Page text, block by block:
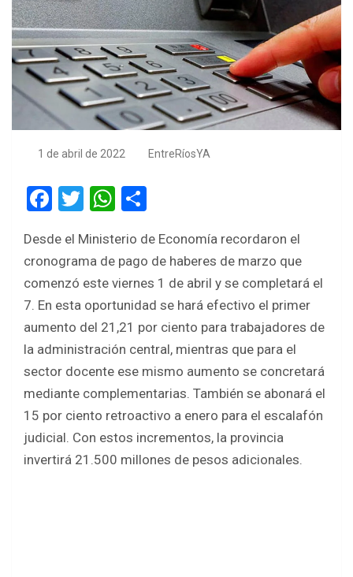
1 de abril de 2022 EntreRíosYA
F
ce
b
o
o
k
T
tt
er
W
at
s
A
p
p
ar
e
Desde el Ministerio de Economía recordaron el
cronograma de pago de haberes de marzo que
comenzó este viernes 1 de abril y se completará el
7. En esta oportunidad se hará efectivo el primer
aumento del 21,21 por ciento para trabajadores de
la administración central, mientras que para el
sector docente ese mismo aumento se concretará
mediante complementarias. También se abonará el
15 por ciento retroactivo a enero para el escalafón
judicial. Con estos incrementos, la provincia
invertirá 21.500 millones de pesos adicionales.